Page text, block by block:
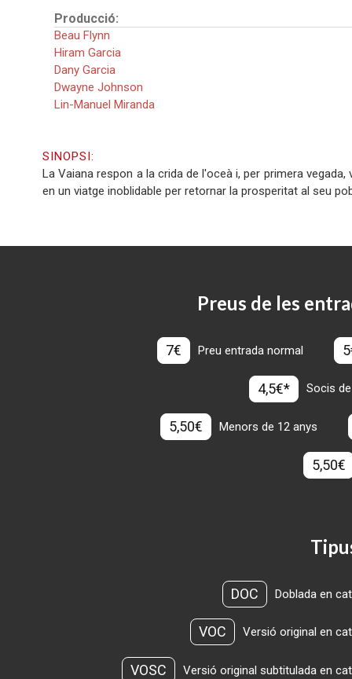
Producció:
Beau Flynn
Hiram Garcia
Dany Garcia
Dwayne Johnson
Lin-Manuel Miranda
SINOPSI:
La Vaiana respon a la crida de l'oceà i, per primera
en un viatge inoblidable per retornar la prosperitat al seu
Preus de les
7€ Preu entrada normal
4,5€* Socis
5,50€ Menors de 12 anys
5,50€
DOC Doblada en
VOC Versió original en
VOSC Versió original subtitulada en